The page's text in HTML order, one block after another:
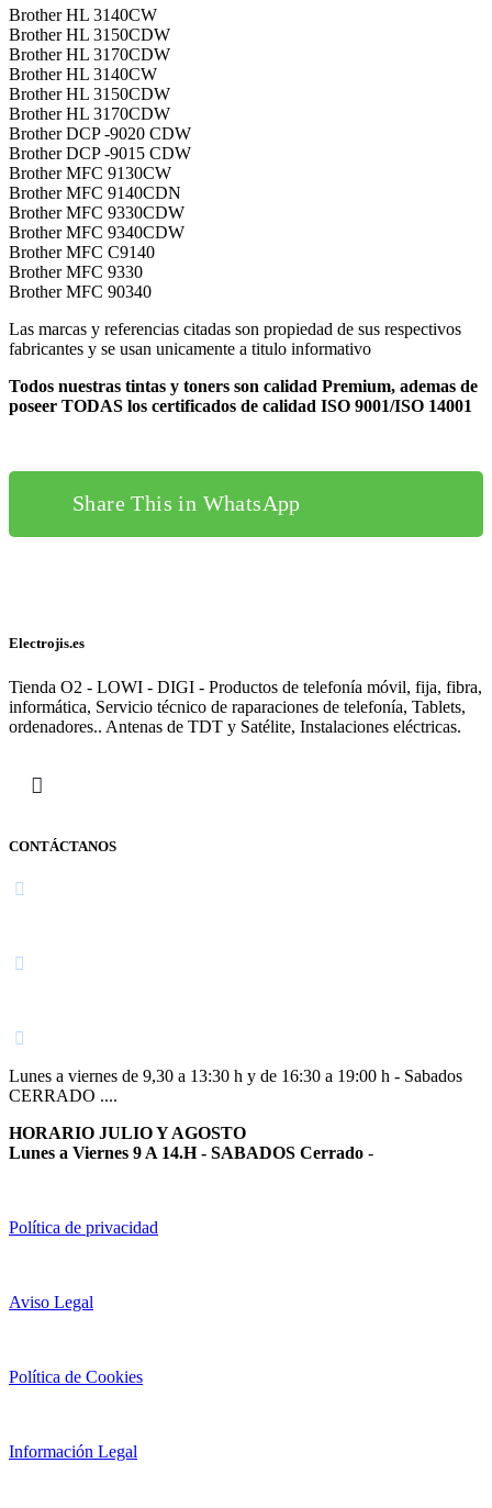
Brother HL 3140CW
Brother HL 3150CDW
Brother HL 3170CDW
Brother HL 3140CW
Brother HL 3150CDW
Brother HL 3170CDW
Brother DCP -9020 CDW
Brother DCP -9015 CDW
Brother MFC 9130CW
Brother MFC 9140CDN
Brother MFC 9330CDW
Brother MFC 9340CDW
Brother MFC C9140
Brother MFC 9330
Brother MFC 90340
Las marcas y referencias citadas son propiedad de sus respectivos
fabricantes y se usan unicamente a titulo informativo
Todos nuestras tintas y toners son calidad Premium, ademas de
poseer TODAS los certificados de calidad ISO 9001/ISO 14001
Share This in WhatsApp
Electrojis.es
Tienda O2 - LOWI - DIGI - Productos de telefonía móvil, fija, fibra,
informática, Servicio técnico de raparaciones de telefonía, Tablets,
ordenadores.. Antenas de TDT y Satélite, Instalaciones eléctricas.
CONTÁCTANOS
Lunes a viernes de 9,30 a 13:30 h y de 16:30 a 19:00 h - Sabados
CERRADO ....
HORARIO JULIO Y AGOSTO
Lunes a Viernes 9 A 14.H - SABADOS Cerrado -
Política de privacidad
Aviso Legal
Política de Cookies
Información Legal